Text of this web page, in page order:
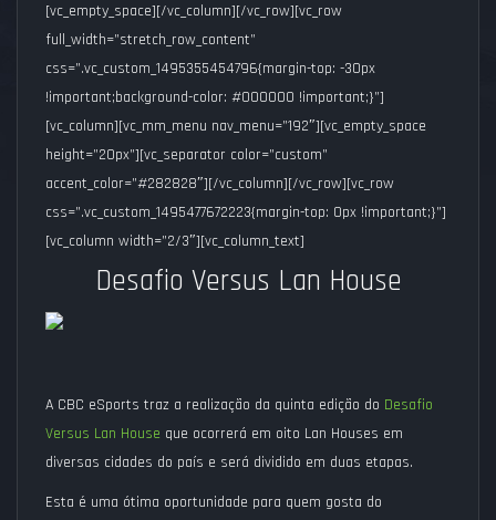
[vc_empty_space][/vc_column][/vc_row][vc_row
full_width=”stretch_row_content”
css=”.vc_custom_1495355454796{margin-top: -30px
!important;background-color: #000000 !important;}”]
[vc_column][vc_mm_menu nav_menu=”192″][vc_empty_space
height=”20px”][vc_separator color=”custom”
accent_color=”#282828″][/vc_column][/vc_row][vc_row
css=”.vc_custom_1495477672223{margin-top: 0px !important;}”]
[vc_column width=”2/3″][vc_column_text]
Desafio Versus Lan House
A CBC eSports traz a realização da quinta edição do Desafio
Versus Lan House que ocorrerá em oito Lan Houses em
diversas cidades do país e será dividido em duas etapas.
Esta é uma ótima oportunidade para quem gosta do